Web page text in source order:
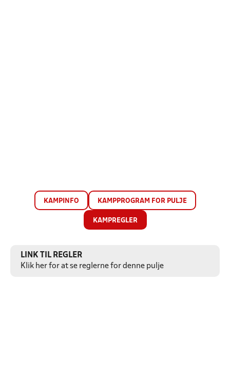
KAMPINFO KAMPPROGRAM FOR PULJE
KAMPREGLER
LINK TIL REGLER
Klik her for at se reglerne for denne pulje